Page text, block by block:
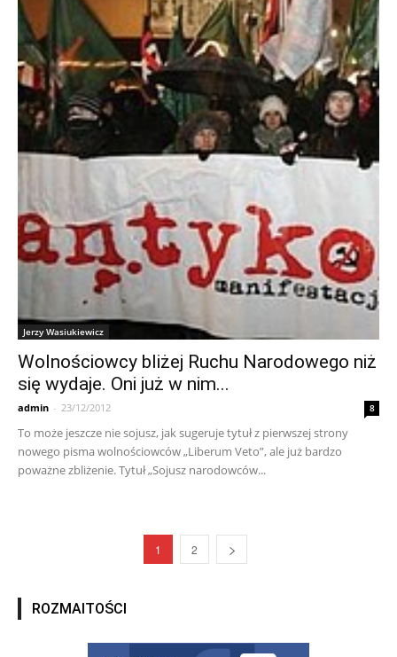
Jerzy Wasiukiewicz
Wolnościowcy bliżej Ruchu Narodowego niż
się wydaje. Oni już w nim...
admin - 23/12/2012 8
To może jeszcze nie sojusz, jak sugeruje tytuł z pierwszej strony
nowego pisma wolnościowców „Liberum Veto”, ale już bardzo
poważne zbliżenie. Tytuł „Sojusz narodowców...
1 2
ROZMAITOŚCI